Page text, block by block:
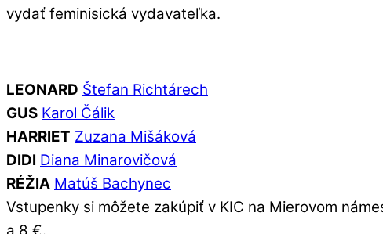
vydať feminisická vydavateľka.
LEONARD Štefan Richtárech
GUS Karol Čálik
HARRIET Zuzana Mišáková
DIDI Diana Minarovičová
RÉŽIA Matúš Bachynec
Vstupenky si môžete zakúpiť v KIC na Mierovom